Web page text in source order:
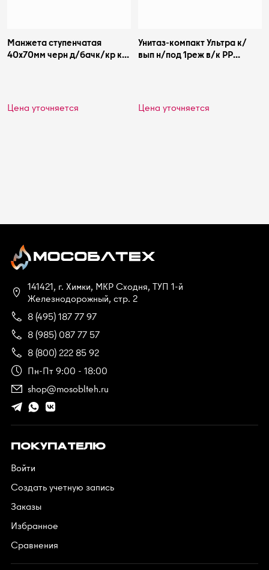
Манжета ступенчатая
40x70мм черн д/бачк/кр к
Цена уточняется
Унитаз-компакт Ультра к/
вып н/под 1реж в/к PP
Цена уточняется
141421, г. Химки, МКР Сходня, ТУП 1-й
Железнодорожный, стр. 2
8 (495) 187 77 97
8 (985) 087 77 57
8 (800) 222 85 92
Пн-Пт 9:00 - 18:00
shop@mosoblteh.ru
ПОКУПАТЕЛЮ
Войти
Создать учетную запись
Заказы
Избранное
Сравнения